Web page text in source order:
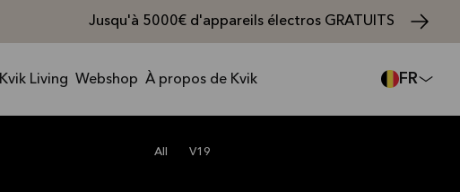
Jusqu'à 5000€ d'appareils électros GRATUITS
Kvik Living Webshop À propos de Kvik FR
All V19